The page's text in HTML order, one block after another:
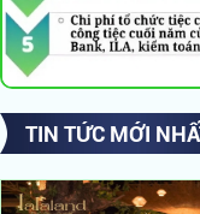
TIN TỨC MỚI